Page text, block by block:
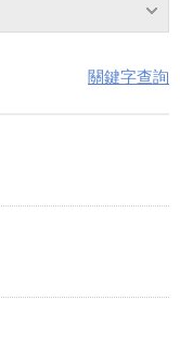
關鍵字查詢